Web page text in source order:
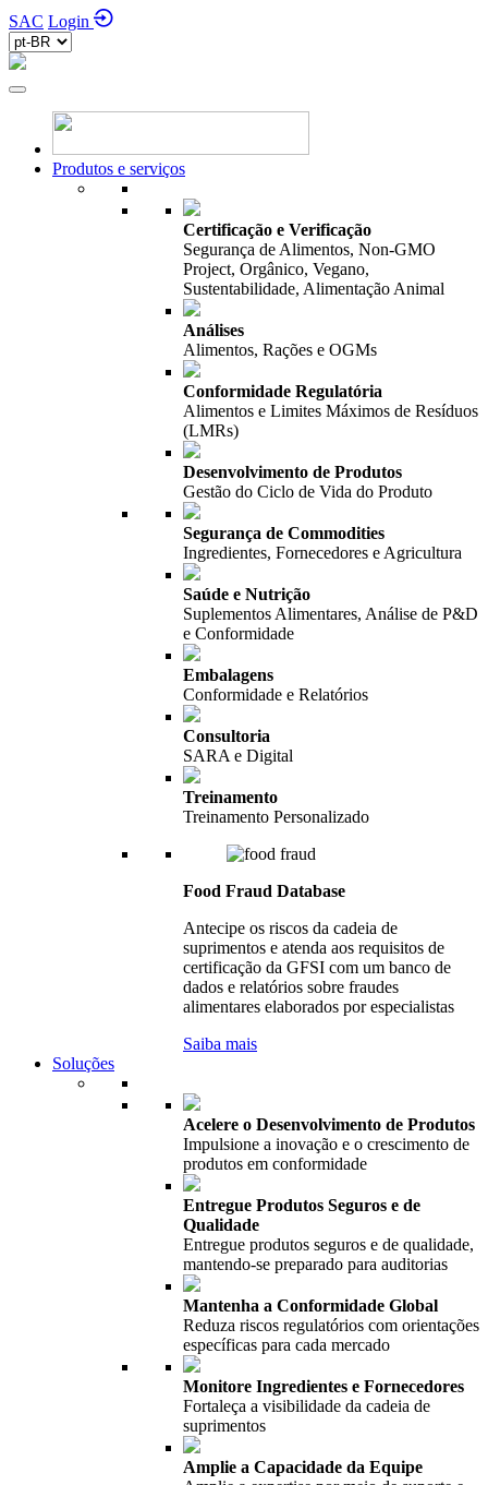
SAC Login
Produtos e serviços
Certificação e Verificação
Segurança de Alimentos, Non-GMO
Project, Orgânico, Vegano,
Sustentabilidade, Alimentação Animal
Análises
Alimentos, Rações e OGMs
Conformidade Regulatória
Alimentos e Limites Máximos de Resíduos
(LMRs)
Desenvolvimento de Produtos
Gestão do Ciclo de Vida do Produto
Segurança de Commodities
Ingredientes, Fornecedores e Agricultura
Saúde e Nutrição
Suplementos Alimentares, Análise de P&D
e Conformidade
Embalagens
Conformidade e Relatórios
Consultoria
SARA e Digital
Treinamento
Treinamento Personalizado
Food Fraud Database
Antecipe os riscos da cadeia de
suprimentos e atenda aos requisitos de
certificação da GFSI com um banco de
dados e relatórios sobre fraudes
alimentares elaborados por especialistas
Saiba mais
Soluções
Acelere o Desenvolvimento de Produtos
Impulsione a inovação e o crescimento de
produtos em conformidade
Entregue Produtos Seguros e de
Qualidade
Entregue produtos seguros e de qualidade,
mantendo-se preparado para auditorias
Mantenha a Conformidade Global
Reduza riscos regulatórios com orientações
específicas para cada mercado
Monitore Ingredientes e Fornecedores
Fortaleça a visibilidade da cadeia de
suprimentos
Amplie a Capacidade da Equipe